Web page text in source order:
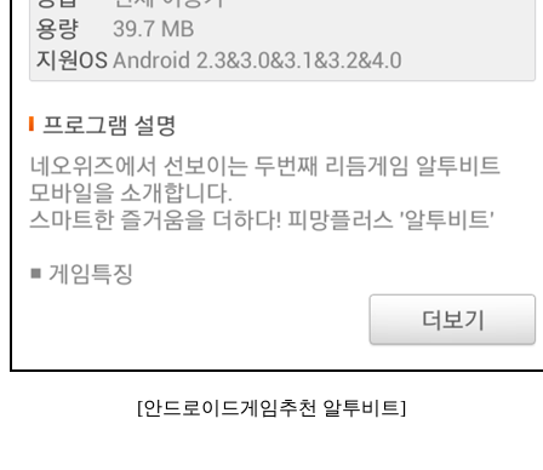
[안드로이드게임추천 알투비트]